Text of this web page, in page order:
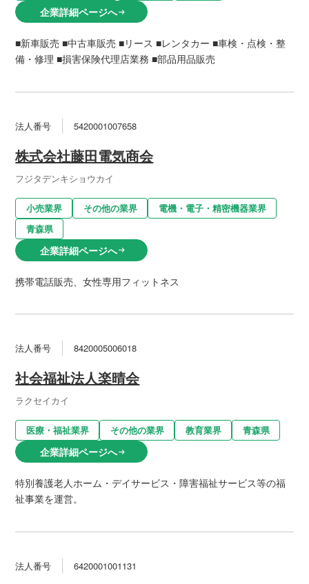
企業詳細ページへarrow_right_alt
■新車販売 ■中古車販売 ■リース ■レンタカー ■車検・点検・整
備・修理 ■損害保険代理店業務 ■部品用品販売
法人番号 5420001007658
株式会社藤田電気商会
フジタデンキショウカイ
小売業界 その他の業界
電機・電子・精密機器業界
青森県
企業詳細ページへarrow_right_alt
携帯電話販売、女性専用フィットネス
法人番号 8420005006018
社会福祉法人楽晴会
ラクセイカイ
医療・福祉業界 その他の業界 教育業界 青森県
企業詳細ページへarrow_right_alt
特別養護老人ホーム・デイサービス・障害福祉サービス等の福
祉事業を運営。
法人番号 6420001001131